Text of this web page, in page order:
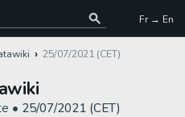
Fr → En
25/07/2021 (CET)
• 25/07/2021 (CET)